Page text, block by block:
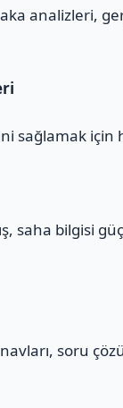
analizleri,
sağlamak
saha bilgisi
soru